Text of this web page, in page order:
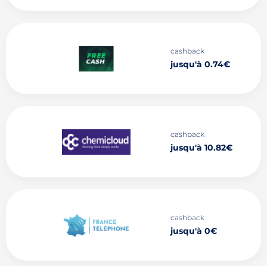
cashback
jusqu'à 0.74€
cashback
jusqu'à 10.82€
cashback
jusqu'à 0€